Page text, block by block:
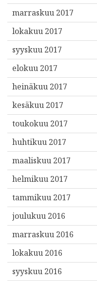
marraskuu 2017
lokakuu 2017
syyskuu 2017
elokuu 2017
heinäkuu 2017
kesäkuu 2017
toukokuu 2017
huhtikuu 2017
maaliskuu 2017
helmikuu 2017
tammikuu 2017
joulukuu 2016
marraskuu 2016
lokakuu 2016
syyskuu 2016